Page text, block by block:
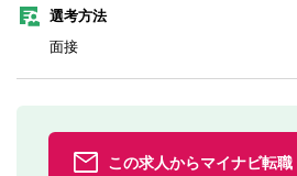
選考方法
面接
この求人からマイナビ転